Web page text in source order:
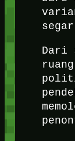
Dari